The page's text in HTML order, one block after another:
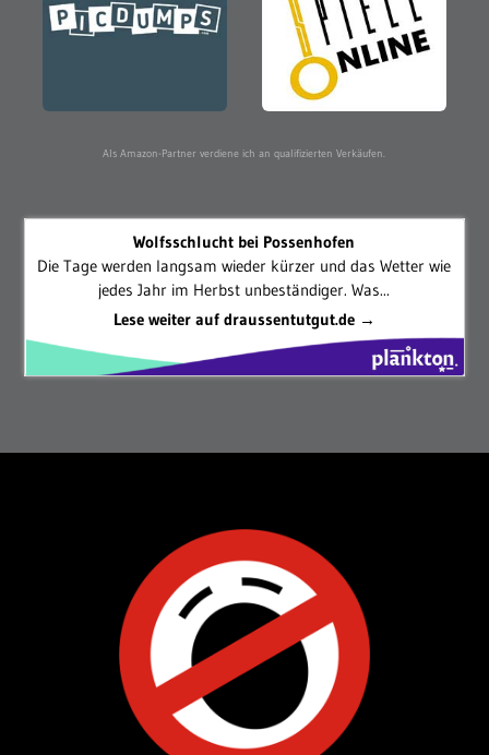
Als Amazon-Partner verdiene ich an qualifizierten Verkäufen.
Wolfsschlucht bei Possenhofen
Die Tage werden langsam wieder kürzer und das Wetter wie
jedes Jahr im Herbst unbeständiger. Was...
Lese weiter auf draussentutgut.de →